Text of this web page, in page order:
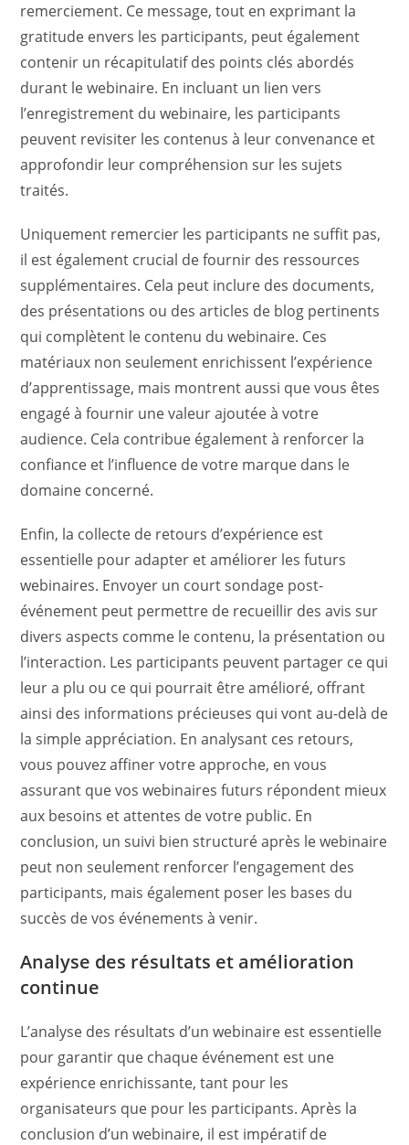
remerciement. Ce message, tout en exprimant la
gratitude envers les participants, peut également
contenir un récapitulatif des points clés abordés
durant le webinaire. En incluant un lien vers
l’enregistrement du webinaire, les participants
peuvent revisiter les contenus à leur convenance et
approfondir leur compréhension sur les sujets
traités.
Uniquement remercier les participants ne suffit pas,
il est également crucial de fournir des ressources
supplémentaires. Cela peut inclure des documents,
des présentations ou des articles de blog pertinents
qui complètent le contenu du webinaire. Ces
matériaux non seulement enrichissent l’expérience
d’apprentissage, mais montrent aussi que vous êtes
engagé à fournir une valeur ajoutée à votre
audience. Cela contribue également à renforcer la
confiance et l’influence de votre marque dans le
domaine concerné.
Enfin, la collecte de retours d’expérience est
essentielle pour adapter et améliorer les futurs
webinaires. Envoyer un court sondage post-
événement peut permettre de recueillir des avis sur
divers aspects comme le contenu, la présentation ou
l’interaction. Les participants peuvent partager ce qui
leur a plu ou ce qui pourrait être amélioré, offrant
ainsi des informations précieuses qui vont au-delà de
la simple appréciation. En analysant ces retours,
vous pouvez affiner votre approche, en vous
assurant que vos webinaires futurs répondent mieux
aux besoins et attentes de votre public. En
conclusion, un suivi bien structuré après le webinaire
peut non seulement renforcer l’engagement des
participants, mais également poser les bases du
succès de vos événements à venir.
Analyse des résultats et amélioration
continue
L’analyse des résultats d’un webinaire est essentielle
pour garantir que chaque événement est une
expérience enrichissante, tant pour les
organisateurs que pour les participants. Après la
conclusion d’un webinaire, il est impératif de